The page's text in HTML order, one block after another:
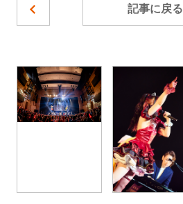
記事に戻る